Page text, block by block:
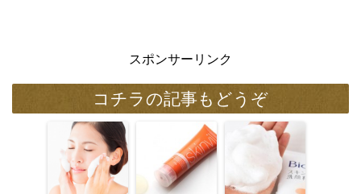
スポンサーリンク
コチラの記事もどうぞ